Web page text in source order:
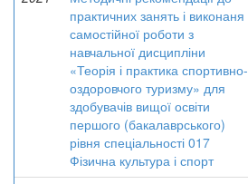
практичних занять і виконаня
самостійної роботи з
навчальної дисципліни
«Теорія і практика спортивно-
оздоровчого туризму» для
здобувачів вищої освіти
першого (бакалаврського)
рівня спеціальності 017
Фізична культура і спорт